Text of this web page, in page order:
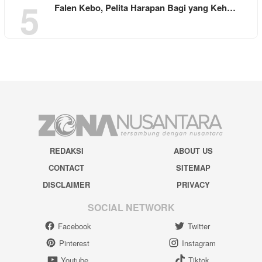
5
Falen Kebo, Pelita Harapan Bagi yang Keh…
REDAKSI
ABOUT US
CONTACT
SITEMAP
DISCLAIMER
PRIVACY
SOCIAL NETWORK
Facebook
Twitter
Pinterest
Instagram